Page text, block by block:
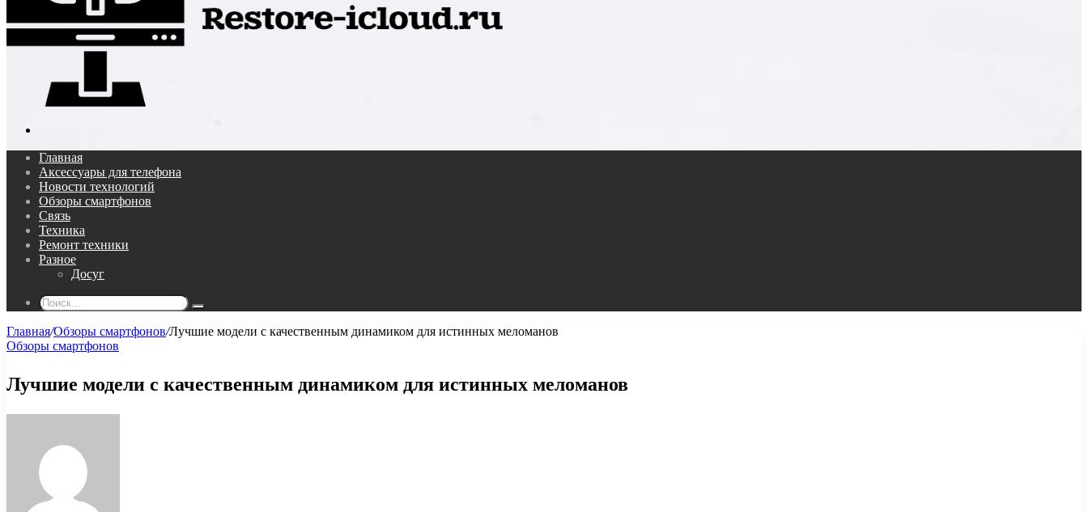
Главная
Аксессуары для телефона
Новости технологий
Обзоры смартфонов
Связь
Техника
Ремонт техники
Разное
Досуг
Поиск...
Главная/Обзоры смартфонов/Лучшие модели с качественным динамиком для истинных меломанов
Обзоры смартфонов
Лучшие модели с качественным динамиком для истинных меломанов